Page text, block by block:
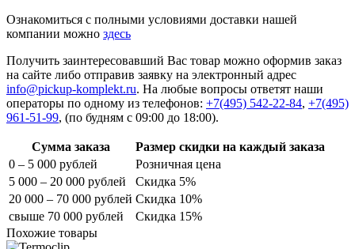
Ознакомиться с полными условиями доставки нашей
компании можно здесь
Получить заинтересовавший Вас товар можно оформив заказ
на сайте либо отправив заявку на электронный адрес
info@pickup-komplekt.ru. На любые вопросы ответят наши
операторы по одному из телефонов: +7(495) 542-22-84, +7(495)
961-51-99, (по будням с 09:00 до 18:00).
Сумма заказа
Размер скидки на каждый заказа
0 – 5 000 рублей
Розничная цена
5 000 – 20 000 рублей
Скидка 5%
20 000 – 70 000 рублей Скидка 10%
свыше 70 000 рублей
Скидка 15%
Похожие товары